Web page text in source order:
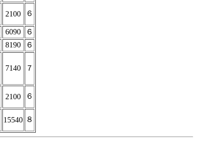
2100 ６
6090
６
8190 ６
7140 ７
2100 ６
15540 ８